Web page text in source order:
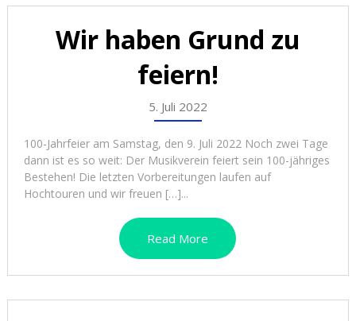
Wir haben Grund zu
feiern!
5. Juli 2022
100-Jahrfeier am Samstag, den 9. Juli 2022 Noch zwei Tage
dann ist es so weit: Der Musikverein feiert sein 100-jähriges
Bestehen! Die letzten Vorbereitungen laufen auf
Hochtouren und wir freuen […]...
Read More